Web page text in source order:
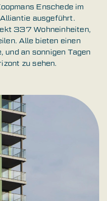
Enschede im
ausgeführt.
337 Wohneinheiten,
Alle bieten einen
und an sonnigen Tagen
zu sehen.